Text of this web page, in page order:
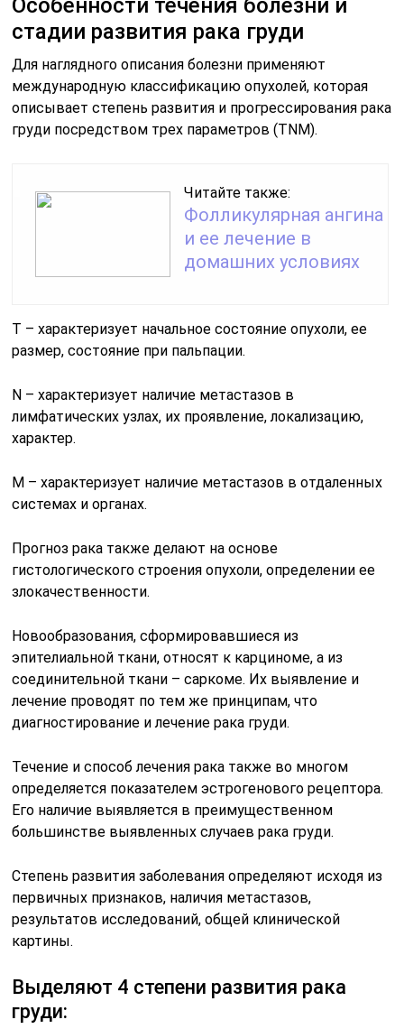
Особенности течения болезни и
стадии развития рака груди
Для наглядного описания болезни применяют
международную классификацию опухолей, которая
описывает степень развития и прогрессирования рака
груди посредством трех параметров (TNM).
Читайте также:
Фолликулярная ангина
и ее лечение в
домашних условиях
Т – характеризует начальное состояние опухоли, ее
размер, состояние при пальпации.
N – характеризует наличие метастазов в
лимфатических узлах, их проявление, локализацию,
характер.
M – характеризует наличие метастазов в отдаленных
системах и органах.
Прогноз рака также делают на основе
гистологического строения опухоли, определении ее
злокачественности.
Новообразования, сформировавшиеся из
эпителиальной ткани, относят к карциноме, а из
соединительной ткани – саркоме. Их выявление и
лечение проводят по тем же принципам, что
диагностирование и лечение рака груди.
Течение и способ лечения рака также во многом
определяется показателем эстрогенового рецептора.
Его наличие выявляется в преимущественном
большинстве выявленных случаев рака груди.
Степень развития заболевания определяют исходя из
первичных признаков, наличия метастазов,
результатов исследований, общей клинической
картины.
Выделяют 4 степени развития рака
груди: